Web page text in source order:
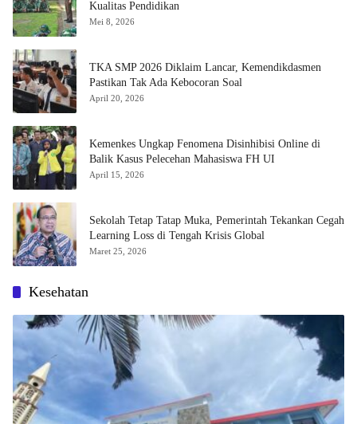
Kualitas Pendidikan
Mei 8, 2026
TKA SMP 2026 Diklaim Lancar, Kemendikdasmen
Pastikan Tak Ada Kebocoran Soal
April 20, 2026
Kemenkes Ungkap Fenomena Disinhibisi Online di
Balik Kasus Pelecehan Mahasiswa FH UI
April 15, 2026
Sekolah Tetap Tatap Muka, Pemerintah Tekankan Cegah
Learning Loss di Tengah Krisis Global
Maret 25, 2026
Kesehatan